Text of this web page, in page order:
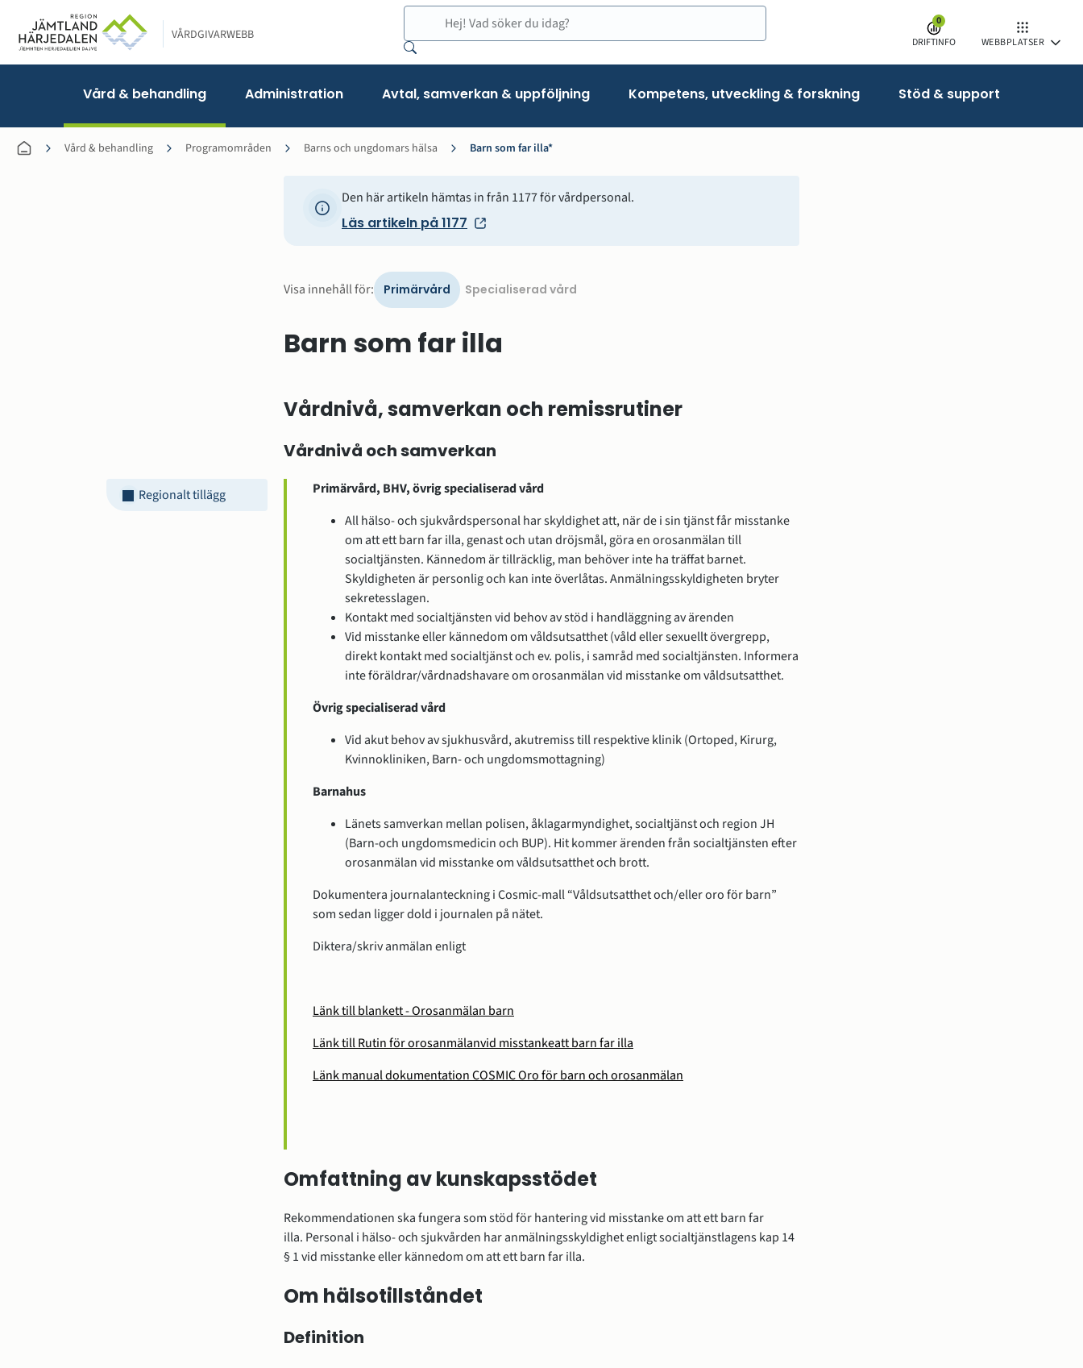
VÅRDGIVARWEBB
0
DRIFTINFO
WEBBPLATSER
Vård & behandling Administration Avtal, samverkan & uppföljning Kompetens, utveckling & forskning Stöd & support
Vård & behandling Programområden Barns och ungdomars hälsa Barn som far illa*
Den här artikeln hämtas in från 1177 för vårdpersonal.
Läs artikeln på 1177
Visa innehåll för: Primärvård
Visa
Specialiserad vård
Barn som far illa
Vårdnivå, samverkan och remissrutiner
Vårdnivå och samverkan
Regionalt tillägg
Primärvård, BHV, övrig specialiserad vård
All hälso- och sjukvårdspersonal har skyldighet att, när de i sin tjänst får misstanke
om att ett barn far illa, genast och utan dröjsmål, göra en orosanmälan till
socialtjänsten. Kännedom är tillräcklig, man behöver inte ha träffat barnet.
Skyldigheten är personlig och kan inte överlåtas. Anmälningsskyldigheten bryter
sekretesslagen.
Kontakt med socialtjänsten vid behov av stöd i handläggning av ärenden
Vid misstanke eller kännedom om våldsutsatthet (våld eller sexuellt övergrepp,
direkt kontakt med socialtjänst och ev. polis, i samråd med socialtjänsten. Informera
inte föräldrar/vårdnadshavare om orosanmälan vid misstanke om våldsutsatthet.
Övrig specialiserad vård
Vid akut behov av sjukhusvård, akutremiss till respektive klinik (Ortoped, Kirurg,
Kvinnokliniken, Barn- och ungdomsmottagning)
Barnahus
Länets samverkan mellan polisen, åklagarmyndighet, socialtjänst och region JH
(Barn-och ungdomsmedicin och BUP). Hit kommer ärenden från socialtjänsten efter
orosanmälan vid misstanke om våldsutsatthet och brott.
Dokumentera journalanteckning i Cosmic-mall “Våldsutsatthet och/eller oro för barn”
som sedan ligger dold i journalen på nätet.
Diktera/skriv anmälan enligt
Länk till blankett - Orosanmälan barn
Länk till Rutin för orosanmälanvid misstankeatt barn far illa
Länk manual dokumentation COSMIC Oro för barn och orosanmälan
Omfattning av kunskapsstödet
Rekommendationen ska fungera som stöd för hantering vid misstanke om att ett barn far
illa. Personal i hälso- och sjukvård­­­­en har an­mäl­nings­skyl­dig­het enligt socialtjänstlagens kap 14
§ 1 vid misstanke eller kännedom om att ett barn far illa.
Om hälsotillståndet
Definition